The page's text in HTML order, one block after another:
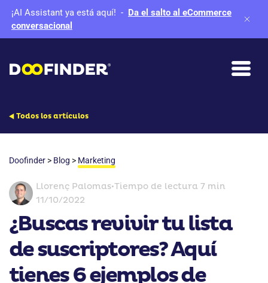
¡AI Assistant ya está aquí! - Da el salto al eCommerce
conversacional
Todos los artículos
Doofinder > Blog > Marketing
Llorenç Palomas•Tiempo de lectura 7 min
11/10/2022
¿Buscas revivir tu lista
de suscriptores? Aquí
tienes 6 ejemplos de